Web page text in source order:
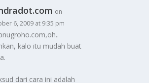
on
6, 2009 at 9:35 pm
kalo itu mudah buat
dari cara ini adalah